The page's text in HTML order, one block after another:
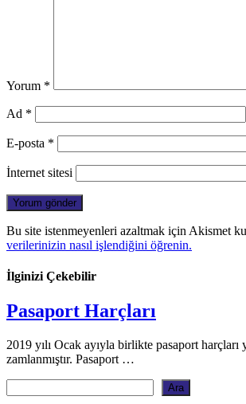
Yorum *
Ad *
E-posta *
İnternet sitesi
Bu site istenmeyenleri azaltmak için Akismet
verilerinizin nasıl işlendiğini öğrenin.
İlginizi Çekebilir
Pasaport Harçları
2019 yılı Ocak ayıyla birlikte pasaport harçları
zamlanmıştır. Pasaport …
Ara